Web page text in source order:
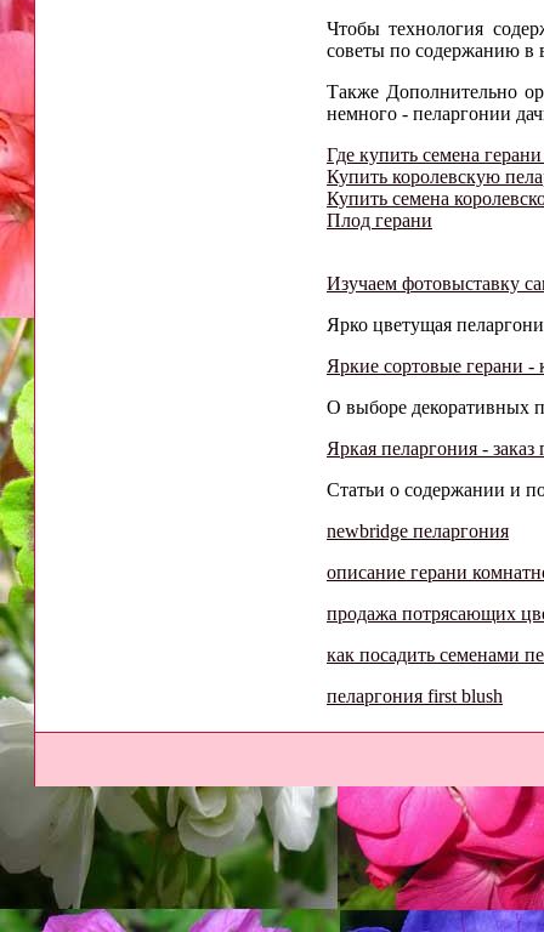
Чтобы технология
советы по содержанию в
Также Дополнительно
немного - пеларгонии
Где купить семена
Купить королевскую
Купить семена
Плод герани
Изучаем фотовыставку
Ярко цветущая
Яркие сортовые герани -
О выборе декоративных
Яркая пеларгония - заказ
Статьи о содержании и
newbridge пеларгония
описание герани
продажа потрясающих
как посадить семенами
пеларгония first blush